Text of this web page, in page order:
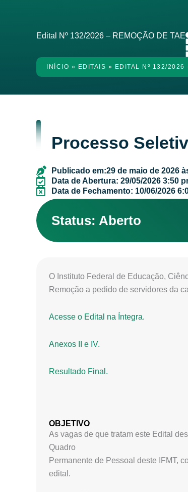
Edital Nº 132/2026 – REMOÇÃO DE TAE
INÍCIO » EDITAIS » EDITAL Nº 132/2026
Processo
Publicado em:29 de maio de 2026
Data de Abertura: 29/05/2026 3:50
Data de Fechamento: 10/06/2026
Status: Aberto
O Instituto Federal de Educação,
Remoção a pedido de servidores da
Acesse o Edital na Íntegra.
Anexos II e IV.
Resultado Final.
OBJETIVO
As vagas de que tratam este Edital
Quadro
Permanente de Pessoal deste IFMT,
edital.